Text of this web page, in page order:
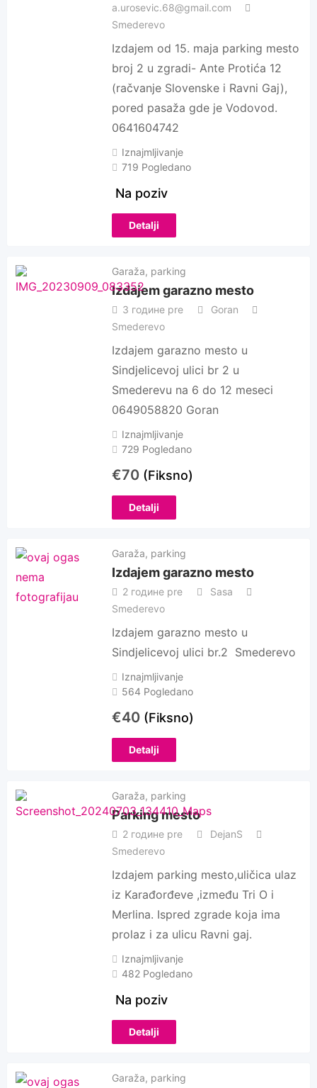
a.urosevic.68@gmail.com
Smederevo
Izdajem od 15. maja parking mesto
broj 2 u zgradi- Ante Protića 12
(račvanje Slovenske i Ravni Gaj),
pored pasaža gde je Vodovod.
0641604742
Iznajmljivanje
719 Pogledano
Na poziv
Detalji
Garaža, parking
Izdajem garazno mesto
3 године pre
Goran
Smederevo
Izdajem garazno mesto u
Sindjelicevoj ulici br 2 u
Smederevu na 6 do 12 meseci
0649058820 Goran
Iznajmljivanje
729 Pogledano
€70 (Fiksno)
Detalji
Garaža, parking
Izdajem garazno mesto
2 године pre
Sasa
Smederevo
Izdajem garazno mesto u
Sindjelicevoj ulici br.2 Smederevo
Iznajmljivanje
564 Pogledano
€40 (Fiksno)
Detalji
Garaža, parking
Parking mesto
2 године pre
DejanS
Smederevo
Izdajem parking mesto,uličica ulaz
iz Karađorđeve ,između Tri O i
Merlina. Ispred zgrade koja ima
prolaz i za ulicu Ravni gaj.
Iznajmljivanje
482 Pogledano
Na poziv
Detalji
Garaža, parking